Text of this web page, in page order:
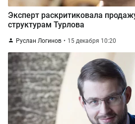
Эксперт раскритиковала
структурам Турлова
Руслан Логинов 15 декабря 10:20